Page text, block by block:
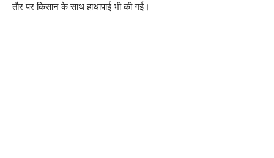
तौर पर किसान के साथ हाथापाई भी की गई।